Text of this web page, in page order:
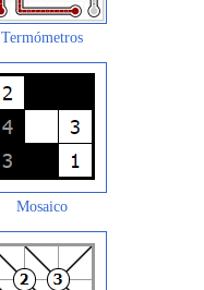
Termómetros
Mosaico